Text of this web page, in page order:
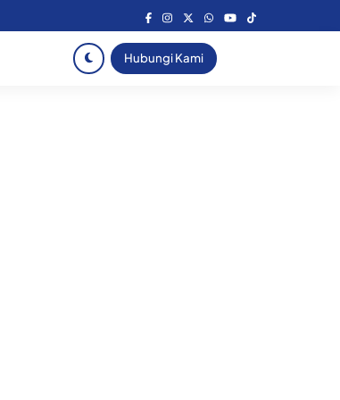
Hubungi Kami